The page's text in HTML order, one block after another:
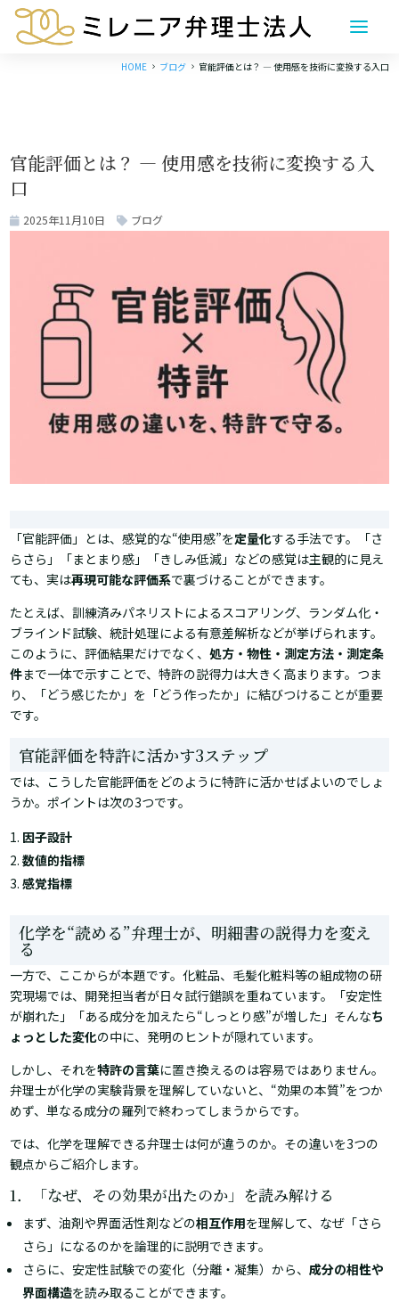
HOME 5 ブログ 5 官能評価とは？ ― 使用感を技術に変換する入口
官能評価とは？ ― 使用感を技術に変換する入
口
2025年11月10日 ブログ
「官能評価」とは、感覚的な“使用感”を定量化する手法です。「さ
らさら」「まとまり感」「きしみ低減」などの感覚は主観的に見え
ても、実は再現可能な評価系で裏づけることができます。
たとえば、訓練済みパネリストによるスコアリング、ランダム化・
ブラインド試験、統計処理による有意差解析などが挙げられます。
このように、評価結果だけでなく、処方・物性・測定方法・測定条
件まで一体で示すことで、特許の説得力は大きく高まります。つま
り、「どう感じたか」を「どう作ったか」に結びつけることが重要
です。
官能評価を特許に活かす3ステップ
では、こうした官能評価をどのように特許に活かせばよいのでしょ
うか。ポイントは次の3つです。
因子設計
数値的指標
感覚指標
化学を“読める”弁理士が、明細書の説得力を変え
る
一方で、ここからが本題です。化粧品、毛髪化粧料等の組成物の研
究現場では、開発担当者が日々試行錯誤を重ねています。「安定性
が崩れた」「ある成分を加えたら“しっとり感”が増した」――そんなち
ょっとした変化の中に、発明のヒントが隠れています。
しかし、それを特許の言葉に置き換えるのは容易ではありません。
弁理士が化学の実験背景を理解していないと、“効果の本質”をつか
めず、単なる成分の羅列で終わってしまうからです。
では、化学を理解できる弁理士は何が違うのか。その違いを3つの
観点からご紹介します。
1．「なぜ、その効果が出たのか」を読み解ける
まず、油剤や界面活性剤などの相互作用を理解して、なぜ「さら
さら」になるのかを論理的に説明できます。
さらに、安定性試験での変化（分離・凝集）から、成分の相性や
界面構造を読み取ることができます。